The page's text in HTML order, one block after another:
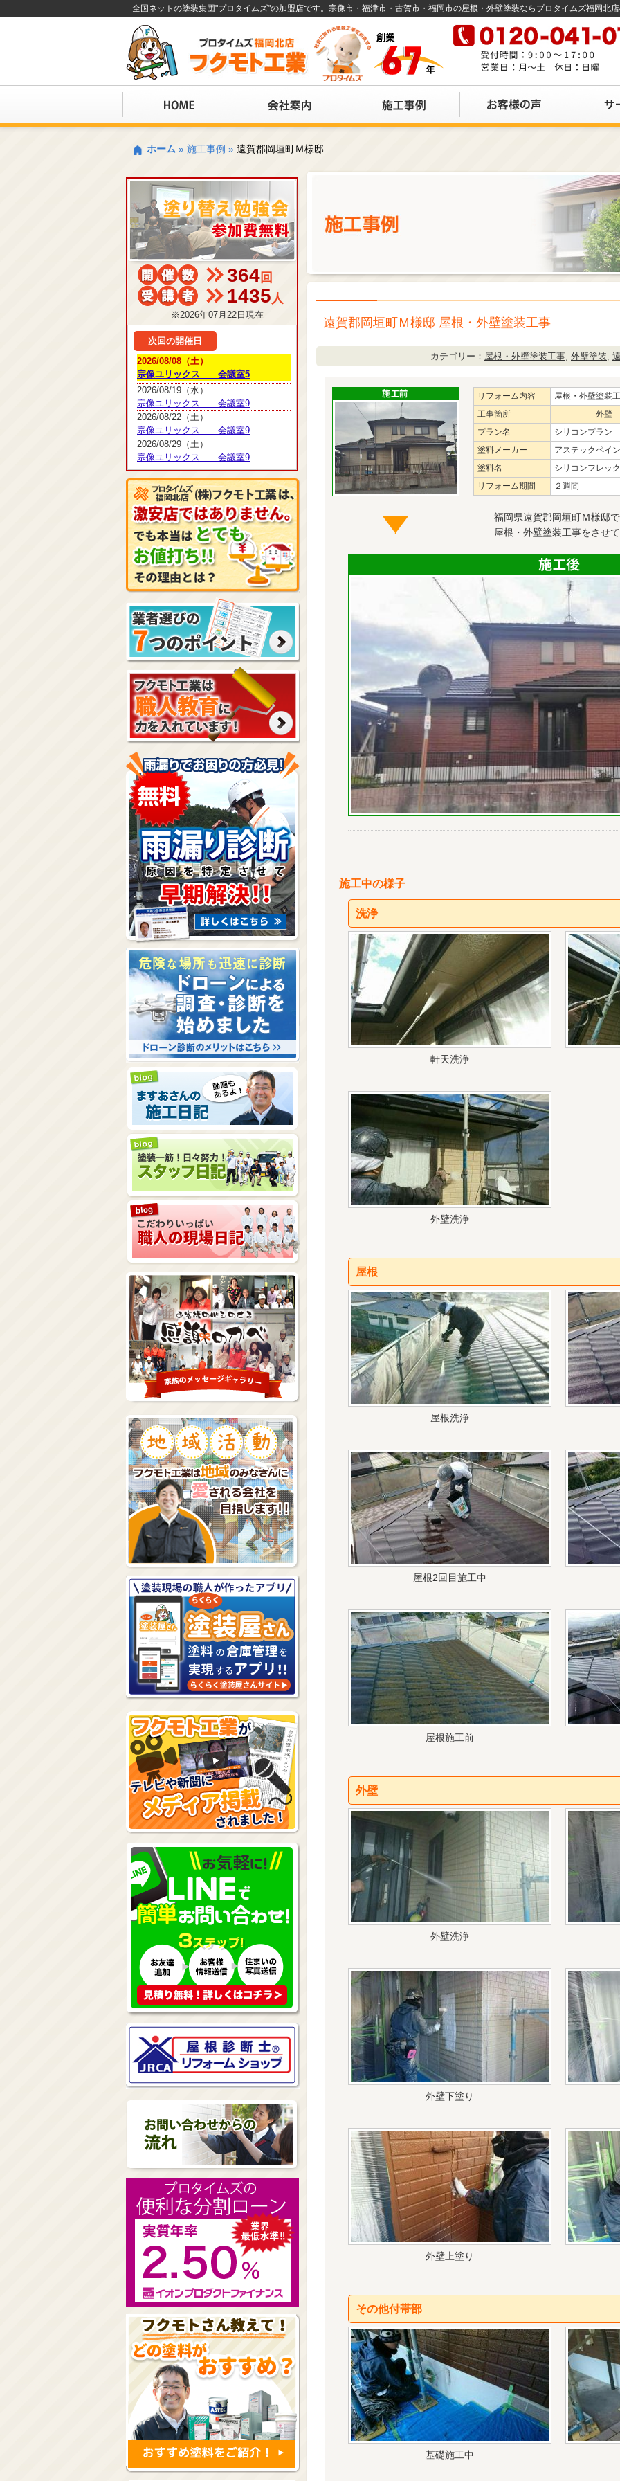
全国ネットの塗装集団"プロタイムズ"の加盟店です。宗像市・福津市・古賀市・福岡市の屋根・外壁塗装ならプロタイムズ福岡北
ホーム » 施工事例 » 遠賀郡岡垣町Ｍ様邸
遠賀郡岡垣町Ｍ様邸 屋根・外壁塗装工事
カテゴリー： 屋根・外壁塗装工事, 外壁塗装,
リフォーム内容
屋根・外壁塗装
工事箇所
外壁
プラン名
シリコンプラン
塗料メーカー
アステックペイ
塗料名
シリコンフレッ
リフォーム期間
２週間
福岡県遠賀郡岡垣町Ｍ様邸
屋根・外壁塗装工事をさせ
施工中の様子
洗浄
軒天洗浄
外壁洗浄
屋根
屋根洗浄
屋根2回目施工中
屋根施工前
外壁
外壁洗浄
外壁下塗り
外壁上塗り
その他付帯部
基礎施工中
364回
1435人
※2026年07月22日現在
次回の開催日
2026/08/08（土）
宗像ユリックス 会議室5
2026/08/19（水）
宗像ユリックス 会議室9
2026/08/22（土）
宗像ユリックス 会議室9
2026/08/29（土）
宗像ユリックス 会議室9